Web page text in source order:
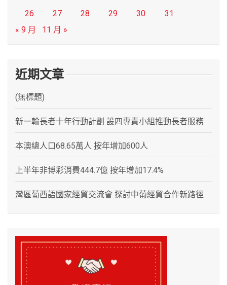
26
27 28 29 30
31
« 9 月
11 月 »
近期文章
(無標題)
新一輪長者十年行動計劃 設四專責小組推動長者服務
本澳總人口68.65萬人 按年增加600人
上半年非博彩消費444.7億 按年增加17.4%
灣區葡西語國家經貿交流會 探討中葡經貿合作新路徑